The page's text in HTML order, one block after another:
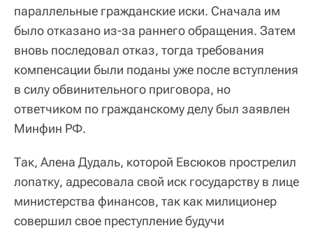
параллельные гражданские иски. Сначала им
было отказано из-за раннего обращения. Затем
вновь последовал отказ, тогда требования
компенсации были поданы уже после вступления
в силу обвинительного приговора, но
ответчиком по гражданскому делу был заявлен
Минфин РФ.
Так, Алена Дудаль, которой Евсюков прострелил
лопатку, адресовала свой иск государству в лице
министерства финансов, так как милиционер
совершил свое преступление будучи